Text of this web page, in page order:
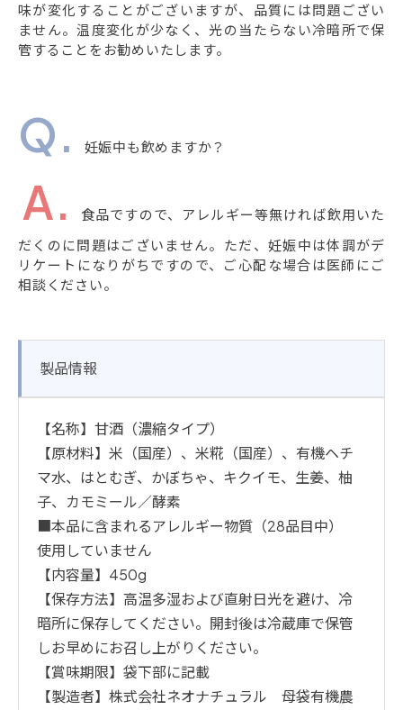
味が変化することがございますが、品質には問題ござい
ません。温度変化が少なく、光の当たらない冷暗所で保
管することをお勧めいたします。
妊娠中も飲めますか？
食品ですので、アレルギー等無ければ飲用いた
だくのに問題はございません。ただ、妊娠中は体調がデ
リケートになりがちですので、ご心配な場合は医師にご
相談ください。
製品情報
【名称】甘酒（濃縮タイプ）
【原材料】米（国産）、米糀（国産）、有機ヘチ
マ水、はとむぎ、かぼちゃ、キクイモ、生姜、柚
子、カモミール／酵素
■本品に含まれるアレルギー物質（28品目中）
使用していません
【内容量】450g
【保存方法】高温多湿および直射日光を避け、冷
暗所に保存してください。開封後は冷蔵庫で保管
しお早めにお召し上がりください。
【賞味期限】袋下部に記載
【製造者】株式会社ネオナチュラル 母袋有機農